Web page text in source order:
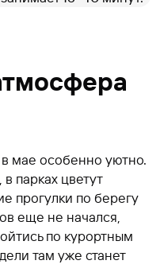
мае особенно уютно.
в парках цветут
прогулки по берегу
еще не начался,
по курортным
там уже станет